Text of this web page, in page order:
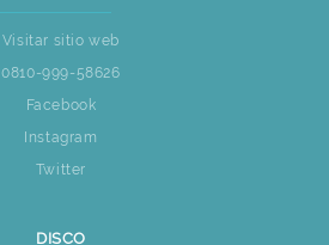
Visitar sitio web
0810-999-58626
Facebook
Instagram
Twitter
DISCO